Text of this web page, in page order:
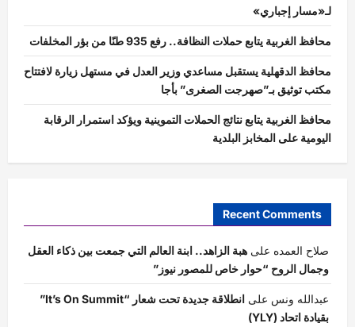
لـ«مسار إجباري»
محافظ الغربية يتابع حملات النظافة.. رفع 935 طنًا من بؤر المخلفات
محافظ الدقهلية يستقبل مساعدي وزير العدل في مستهل زيارة لافتتاح
مكتب توثيق بـ”صهرجت الصغرى” بأجا
محافظ الغربية يتابع نتائج الحملات التموينية ويؤكد استمرار الرقابة
اليومية على المخابز البلدية
Recent Comments
صلاح العمده على هبة الزاهد.. ابنة العالم التي جمعت بين ذكاء العقل
وجمال الروح “حوار خاص للمصور نيوز”
عبدالله ونس على
انطلاقة جديدة تحت شعار “It’s On Summit”
بقيادة اتحاد (YLY)